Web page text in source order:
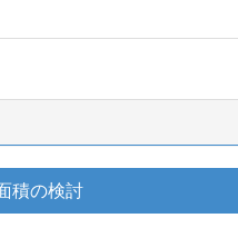
積の検討